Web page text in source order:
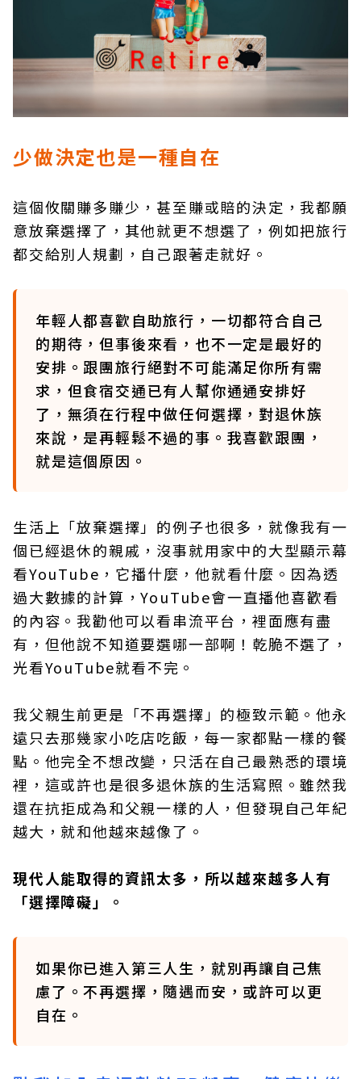
少做決定也是一種自在
這個攸關賺多賺少，甚至賺或賠的決定，我都願
意放棄選擇了，其他就更不想選了，例如把旅行
都交給別人規劃，自己跟著走就好。
年輕人都喜歡自助旅行，一切都符合自己
的期待，但事後來看，也不一定是最好的
安排。跟團旅行絕對不可能滿足你所有需
求，但食宿交通已有人幫你通通安排好
了，無須在行程中做任何選擇，對退休族
來說，是再輕鬆不過的事。我喜歡跟團，
就是這個原因。
生活上「放棄選擇」的例子也很多，就像我有一
個已經退休的親戚，沒事就用家中的大型顯示幕
看YouTube，它播什麼，他就看什麼。因為透
過大數據的計算，YouTube會一直播他喜歡看
的內容。我勸他可以看串流平台，裡面應有盡
有，但他說不知道要選哪一部啊！乾脆不選了，
光看YouTube就看不完。
我父親生前更是「不再選擇」的極致示範。他永
遠只去那幾家小吃店吃飯，每一家都點一樣的餐
點。他完全不想改變，只活在自己最熟悉的環境
裡，這或許也是很多退休族的生活寫照。雖然我
還在抗拒成為和父親一樣的人，但發現自己年紀
越大，就和他越來越像了。
現代人能取得的資訊太多，所以越來越多人有
「選擇障礙」。
如果你已進入第三人生，就別再讓自己焦
慮了。不再選擇，隨遇而安，或許可以更
自在。